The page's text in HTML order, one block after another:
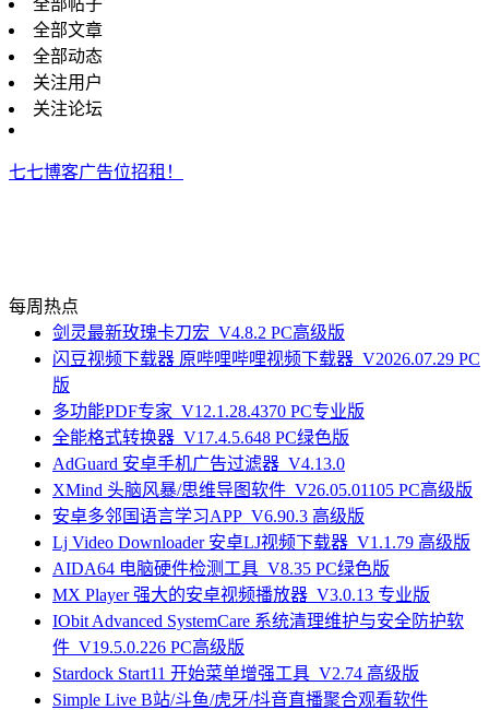
全部文章
全部动态
关注用户
关注论坛
七七博客广告位招租！
每周热点
剑灵最新玫瑰卡刀宏_V4.8.2 PC高级版
闪豆视频下载器 原哔哩哔哩视频下载器_V2026.07.29 PC
版
多功能PDF专家_V12.1.28.4370 PC专业版
全能格式转换器_V17.4.5.648 PC绿色版
AdGuard 安卓手机广告过滤器_V4.13.0
XMind 头脑风暴/思维导图软件_V26.05.01105 PC高级版
安卓多邻国语言学习APP_V6.90.3 高级版
Lj Video Downloader 安卓LJ视频下载器_V1.1.79 高级版
AIDA64 电脑硬件检测工具_V8.35 PC绿色版
MX Player 强大的安卓视频播放器_V3.0.13 专业版
IObit Advanced SystemCare 系统清理维护与安全防护软
件_V19.5.0.226 PC高级版
Stardock Start11 开始菜单增强工具_V2.74 高级版
Simple Live B站/斗鱼/虎牙/抖音直播聚合观看软件